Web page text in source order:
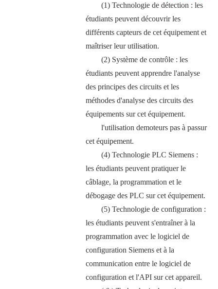
(1) Technologie de détection : les
étudiants peuvent découvrir les
différents capteurs de cet équipement et
maîtriser leur utilisation.
(2) Système de contrôle : les
étudiants peuvent apprendre l'analyse
des principes des circuits et les
méthodes d'analyse des circuits des
équipements sur cet équipement.
l'utilisation demoteurs pas à passur
cet équipement.
(4) Technologie PLC Siemens :
les étudiants peuvent pratiquer le
câblage, la programmation et le
débogage des PLC sur cet équipement.
(5) Technologie de configuration :
les étudiants peuvent s'entraîner à la
programmation avec le logiciel de
configuration Siemens et à la
communication entre le logiciel de
configuration et l'API sur cet appareil.